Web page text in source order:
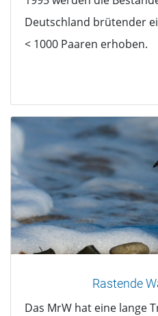
Deutschland brütender
< 1000 Paaren erhoben.
Rastende
Das MrW hat eine lange